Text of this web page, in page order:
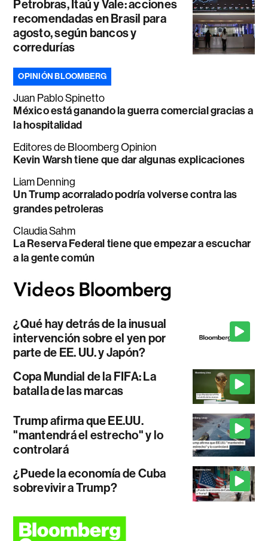
Petrobras, Itaú y Vale: acciones
recomendadas en Brasil para
agosto, según bancos y
corredurías
OPINIÓN BLOOMBERG
Juan Pablo Spinetto
México está ganando la guerra comercial gracias a
la hospitalidad
Editores de Bloomberg Opinion
Kevin Warsh tiene que dar algunas explicaciones
Liam Denning
Un Trump acorralado podría volverse contra las
grandes petroleras
Claudia Sahm
La Reserva Federal tiene que empezar a escuchar
a la gente común
¿Qué hay detrás de la inusual
intervención sobre el yen por
parte de EE. UU. y Japón?
Copa Mundial de la FIFA: La
batalla de las marcas
Trump afirma que EE.UU.
"mantendrá el estrecho" y lo
controlará
¿Puede la economía de Cuba
sobrevivir a Trump?